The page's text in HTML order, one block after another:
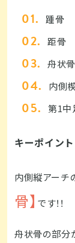
踵骨
距骨
舟状骨
内側
第1中
キーポイン
内側縦アーチ
骨】 です！！
舟状骨の部分